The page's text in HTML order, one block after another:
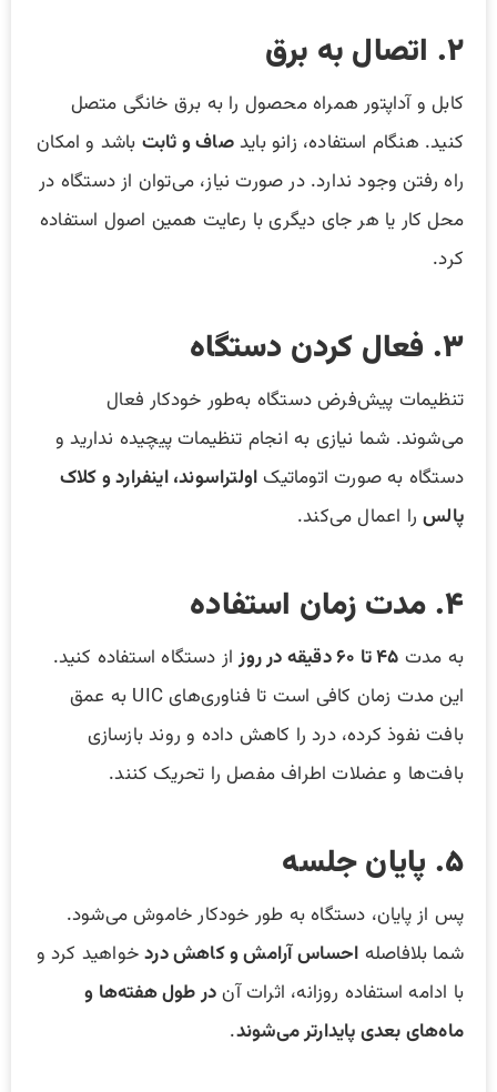
۲. اتصال به برق
کابل و آداپتور همراه محصول را به برق خانگی متصل
کنید. هنگام استفاده، زانو بایدصاف و ثابت باشد و امکان
راه رفتن وجود ندارد. در صورت نیاز، می‌توان از دستگاه در
محل کار یا هر جای دیگری با رعایت همین اصول استفاده
کرد.
۳. فعال کردن دستگاه
تنظیمات پیش‌فرض دستگاه به‌طور خودکار فعال
می‌شوند. شما نیازی به انجام تنظیمات پیچیده ندارید و
دستگاه به صورت اتوماتیکاولتراسوند، اینفرارد و کلاک
پالسرا اعمال می‌کند.
۴. مدت زمان استفاده
به مدت ۴۵ تا ۶۰ دقیقه در روز
از دستگاه استفاده کنید.
این مدت زمان کافی است تا فناوری‌های UIC به عمق
بافت نفوذ کرده، درد را کاهش داده و روند بازسازی
بافت‌ها و عضلات اطراف مفصل را تحریک کنند.
۵. پایان جلسه
پس از پایان، دستگاه به طور خودکار خاموش می‌شود.
شما بلافاصله احساس آرامش و کاهش دردخواهید کرد و
با ادامه استفاده روزانه، اثرات آندر طول هفته‌ها و
ماه‌های بعدی پایدارتر می‌شوند.